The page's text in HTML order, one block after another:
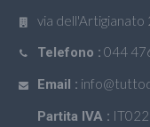
via dell'Artigianato
Telefono : 044
Email :
Partita IVA :